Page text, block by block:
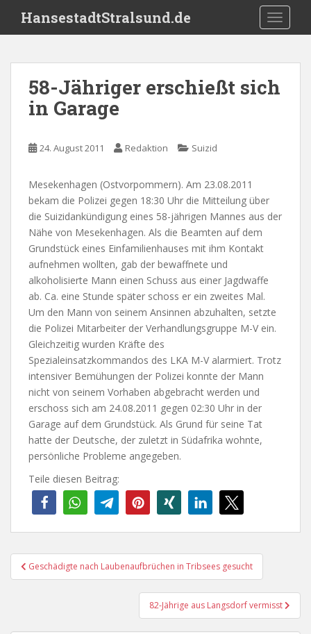
i
HansestadtStralsund.de
58-Jähriger erschießt sich
in Garage
24. August 2011 Redaktion Suizid
Mesekenhagen (Ostvorpommern). Am 23.08.2011
bekam die Polizei gegen 18:30 Uhr die Mitteilung über
die Suizidankündigung eines 58-jährigen Mannes aus der
Nähe von Mesekenhagen. Als die Beamten auf dem
Grundstück eines Einfamilienhauses mit ihm Kontakt
aufnehmen wollten, gab der bewaffnete und
alkoholisierte Mann einen Schuss aus einer Jagdwaffe
ab. Ca. eine Stunde später schoss er ein zweites Mal.
Um den Mann von seinem Ansinnen abzuhalten, setzte
die Polizei Mitarbeiter der Verhandlungsgruppe M-V ein.
Gleichzeitig wurden Kräfte des
Spezialeinsatzkommandos des LKA M-V alarmiert. Trotz
intensiver Bemühungen der Polizei konnte der Mann
nicht von seinem Vorhaben abgebracht werden und
erschoss sich am 24.08.2011 gegen 02:30 Uhr in der
Garage auf dem Grundstück. Als Grund für seine Tat
hatte der Deutsche, der zuletzt in Südafrika wohnte,
persönliche Probleme angegeben.
Teile diesen Beitrag:
Beitragsnavigation
Geschädigte nach Laubenaufbrüchen in Tribsees gesucht
82-Jährige aus Langsdorf vermisst